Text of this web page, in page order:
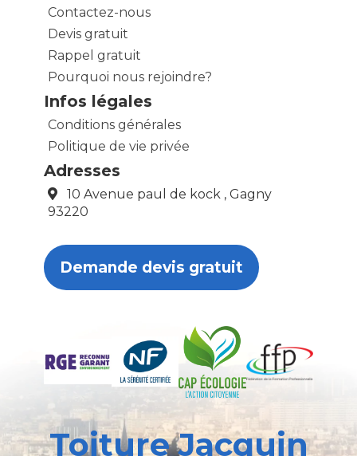
Contactez-nous
Devis gratuit
Rappel gratuit
Pourquoi nous rejoindre?
Infos légales
Conditions générales
Politique de vie privée
Adresses
10 Avenue paul de kock , Gagny
93220
Demande devis gratuit
Toiture Jacquin